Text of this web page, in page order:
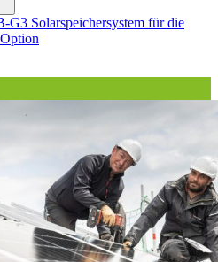
Solarspeichersystem für die